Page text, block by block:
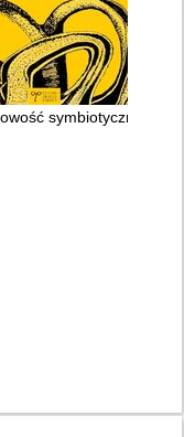
kontra reszta
symbiotyczna i jej